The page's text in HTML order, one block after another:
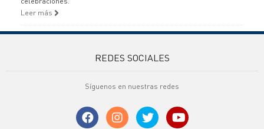
Leer más
REDES SOCIALES
Síguenos en nuestras redes